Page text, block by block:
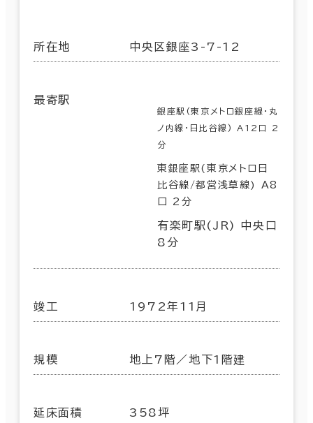
所在地 中央区銀座3-7-12
最寄駅
銀座駅(東京メトロ銀座線･丸
ノ内線･日比谷線) A12口 2
分
東銀座駅(東京メトロ日
比谷線/都営浅草線) A8
口 2分
有楽町駅(JR) 中央口
8分
竣工 1972年11月
規模 地上7階／地下1階建
延床面積 358坪